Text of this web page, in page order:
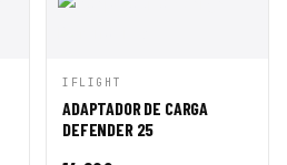
VISTA
RÁPIDA
CESTA
IFLIGHT
ADAPTADOR DE CARGA
DEFENDER 25